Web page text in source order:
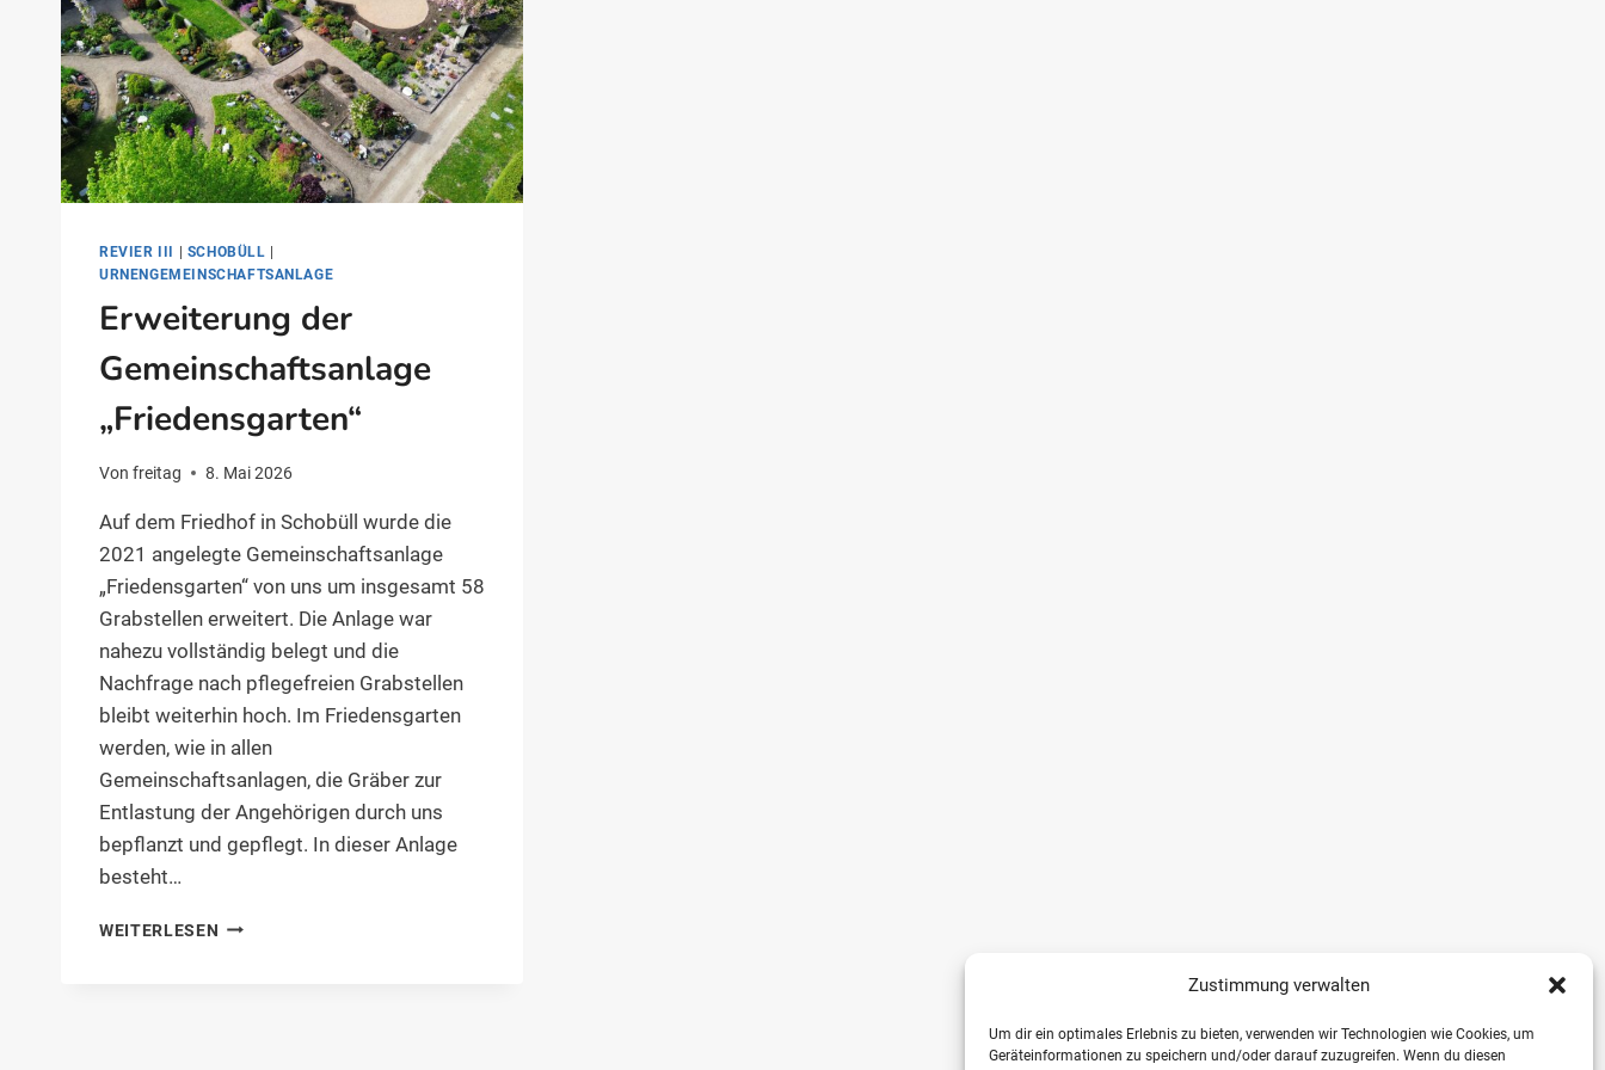
Zustimmung verwalten
Um dir ein optimales Erlebnis zu bieten, verwenden wir Technologien wie Cookies, um
Geräteinformationen zu speichern und/oder darauf zuzugreifen. Wenn du diesen
REVIER III SCHOBÜLL
URNENGEMEINSCHAFTSANLAGE
Erweiterung der
Gemeinschaftsanlage
„Friedensgarten“
Von freitag 8. Mai 2026
Auf dem Friedhof in Schobüll wurde die
2021 angelegte Gemeinschaftsanlage
„Friedensgarten“ von uns um insgesamt 58
Grabstellen erweitert. Die Anlage war
nahezu vollständig belegt und die
Nachfrage nach pflegefreien Grabstellen
bleibt weiterhin hoch. Im Friedensgarten
werden, wie in allen
Gemeinschaftsanlagen, die Gräber zur
Entlastung der Angehörigen durch uns
bepflanzt und gepflegt. In dieser Anlage
besteht…
WEITERLESEN ERWEITERUNG